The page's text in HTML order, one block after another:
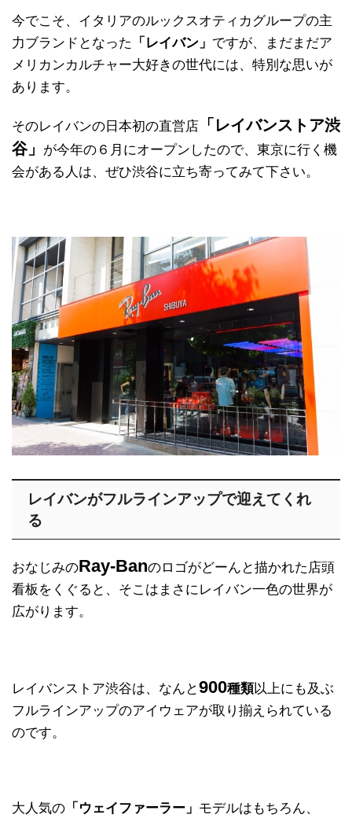
今でこそ、イタリアのルックスオティカグループの主
力ブランドとなった
「レイバン」 ですが、まだまだア
メリカンカルチャー大好きの世代には、特別な思いが
あります。
そのレイバンの日本初の直営店 「レイバンストア渋
谷」
が今年の６月にオープンしたので、東京に行く機
会がある人は、ぜひ渋谷に立ち寄ってみて下さい。
レイバンがフルラインアップで迎えてくれ
る
おなじみのRay-Banのロゴがどーんと描かれた店頭
看板をくぐると、そこはまさにレイバン一色の世界が
広がります。
レイバンストア渋谷は、なんと900種類以上にも及ぶ
フルラインアップのアイウェアが取り揃えられている
のです。
大人気の 「ウェイファーラー」 モデルはもちろん、